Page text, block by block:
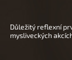
Důležitý reflexní
mysliveckých